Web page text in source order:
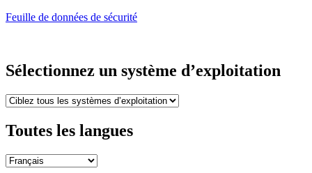
Feuille de données de sécurité
Sélectionnez un système d’exploitation
Toutes les langues